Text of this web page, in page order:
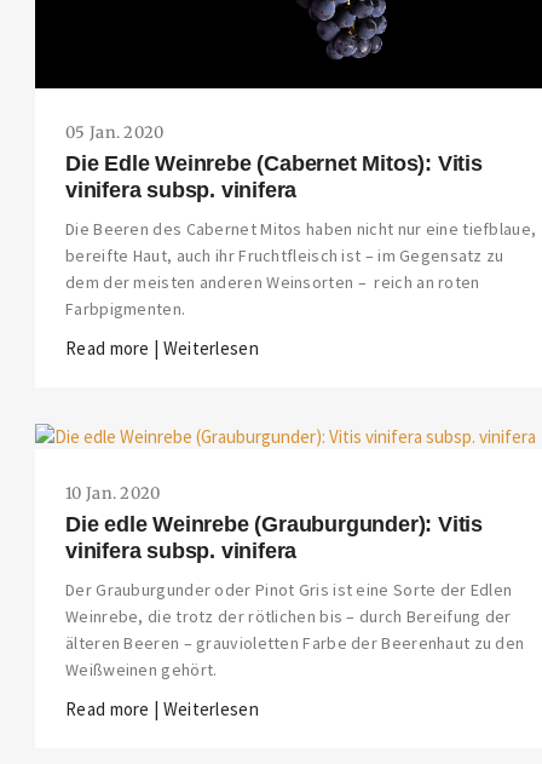
05 Jan. 2020
Die Edle Weinrebe (Cabernet Mitos): Vitis
vinifera subsp. vinifera
Die Beeren des Cabernet Mitos haben nicht nur eine tiefblaue,
bereifte Haut, auch ihr Fruchtfleisch ist – im Gegensatz zu
dem der meisten anderen Weinsorten – reich an roten
Farbpigmenten.
Read more | Weiterlesen
10 Jan. 2020
Die edle Weinrebe (Grauburgunder): Vitis
vinifera subsp. vinifera
Der Grauburgunder oder Pinot Gris ist eine Sorte der Edlen
Weinrebe, die trotz der rötlichen bis – durch Bereifung der
älteren Beeren – grauvioletten Farbe der Beerenhaut zu den
Weißweinen gehört.
Read more | Weiterlesen